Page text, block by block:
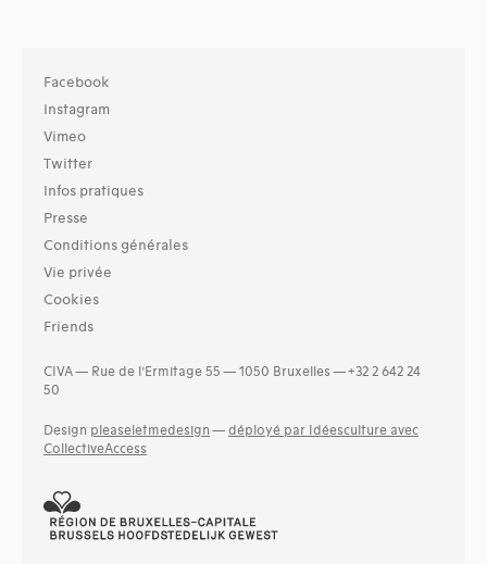
Facebook
Instagram
Vimeo
Twitter
Infos pratiques
Presse
Conditions générales
Vie privée
Cookies
Friends
CIVA — Rue de l’Ermitage 55 — 1050 Bruxelles — +32 2 642 24
50
Design pleaseletmedesign — déployé par Idéesculture avec
CollectiveAccess